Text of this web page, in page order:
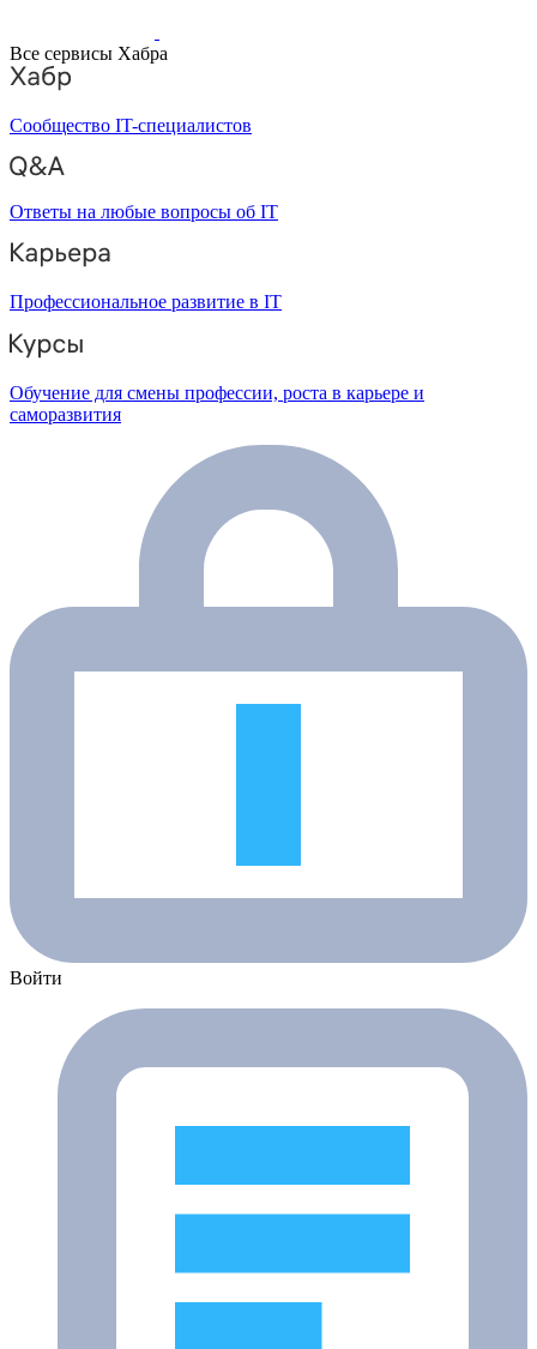
Все сервисы Хабра
Сообщество IT-специалистов
Ответы на любые вопросы об IT
Профессиональное развитие в IT
Обучение для смены профессии, роста в карьере и
саморазвития
Войти